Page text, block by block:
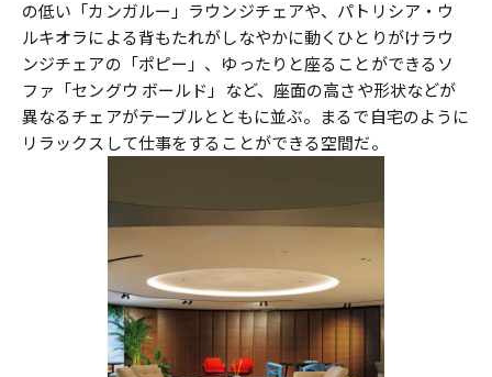
の低い「カンガルー」ラウンジチェアや、パトリシア・ウ
ルキオラによる背もたれがしなやかに動くひとりがけラウ
ンジチェアの「ポピー」、ゆったりと座ることができるソ
ファ「セングウ ボールド」など、座面の高さや形状などが
異なるチェアがテーブルとともに並ぶ。まるで自宅のように
リラックスして仕事をすることができる空間だ。